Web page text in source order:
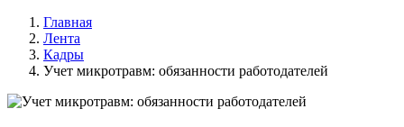
Главная
Лента
Кадры
Учет микротравм: обязанности работодателей